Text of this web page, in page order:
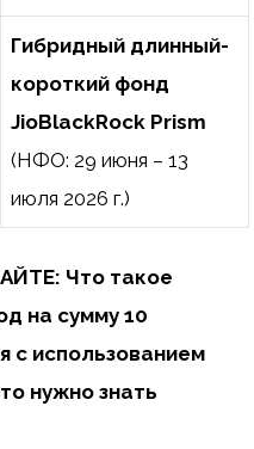
Гибридный длинный-
короткий фонд
JioBlackRock Prism
(НФО: 29 июня – 13
июля 2026 г.)
Что такое
на сумму 10
с использованием
нужно знать